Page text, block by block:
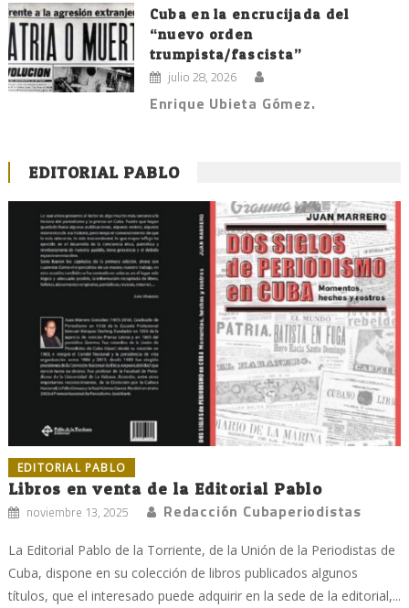
Cuba en la encrucijada del
“nuevo orden
trumpista/fascista”
julio 28, 2026
Enrique Ubieta Gómez.
EDITORIAL PABLO
EDITORIAL PABLO
Libros en venta de la Editorial Pablo
noviembre 13, 2025 Redacción Cubaperiodistas
La Editorial Pablo de la Torriente, de la Unión de la Periodistas de
Cuba, dispone en su colección de libros publicados algunos
títulos, que el interesado puede adquirir en la sede de la editorial,...